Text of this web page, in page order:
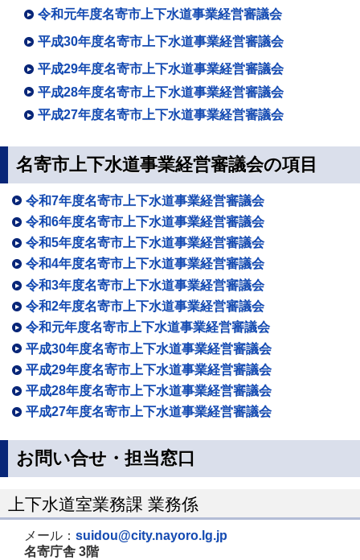
令和元年度名寄市上下水道事業経営審議会
平成30年度名寄市上下水道事業経営審議会
平成29年度名寄市上下水道事業経営審議会
平成28年度名寄市上下水道事業経営審議会
平成27年度名寄市上下水道事業経営審議会
名寄市上下水道事業経営審議会の項目
令和7年度名寄市上下水道事業経営審議会
令和6年度名寄市上下水道事業経営審議会
令和5年度名寄市上下水道事業経営審議会
令和4年度名寄市上下水道事業経営審議会
令和3年度名寄市上下水道事業経営審議会
令和2年度名寄市上下水道事業経営審議会
令和元年度名寄市上下水道事業経営審議会
平成30年度名寄市上下水道事業経営審議会
平成29年度名寄市上下水道事業経営審議会
平成28年度名寄市上下水道事業経営審議会
平成27年度名寄市上下水道事業経営審議会
お問い合せ・担当窓口
上下水道室業務課 業務係
メール： suidou@city.nayoro.lg.jp
名寄庁舎 3階